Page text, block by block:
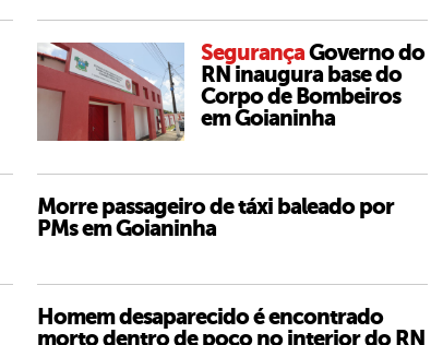
SegurançaGoverno do
RN inaugura base do
Corpo de Bombeiros
em Goianinha
Morre passageiro de táxi baleado por
PMs em Goianinha
Homem desaparecido é encontrado
morto dentro de poço no interior do RN